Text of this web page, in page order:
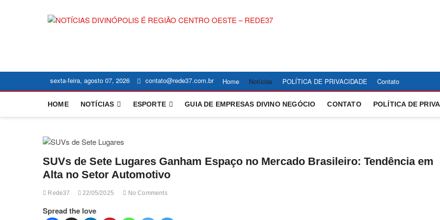
sexta-feira, agosto 07, 2026 contato@rede37.com.br Home Notícias POLÍTICA DE PRIVACIDADE Contato
HOME NOTÍCIAS ESPORTE GUIA DE EMPRESAS DIVINO NEGÓCIO CONTATO POLÍTICA DE
SUVs de Sete Lugares Ganham Espaço no Mercado Brasileiro: Tendência em
Alta no Setor Automotivo
Rede37 22/05/2025 No Comments
Spread the love